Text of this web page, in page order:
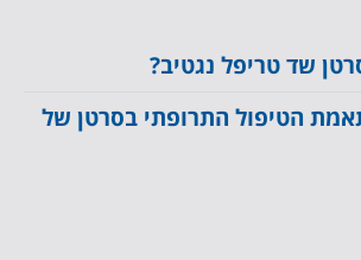
שד טריפל נגטיב?
הטיפול התרופתי בסרטן של